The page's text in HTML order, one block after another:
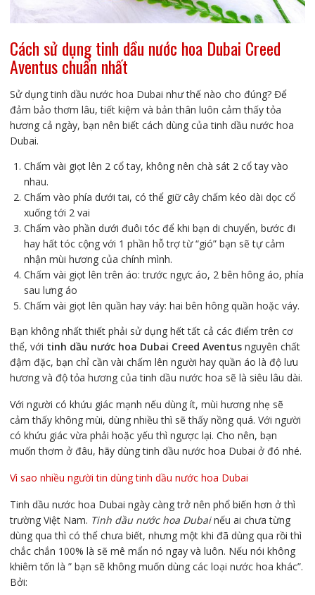
Cách sử dụng tinh dầu nước hoa Dubai Creed
Aventus chuẩn nhất
Sử dụng tinh dầu nước hoa Dubai như thế nào cho đúng? Để
đảm bảo thơm lâu, tiết kiệm và bản thân luôn cảm thấy tỏa
hương cả ngày, bạn nên biết cách dùng của tinh dầu nước hoa
Dubai.
Chấm vài giọt lên 2 cổ tay, không nên chà sát 2 cổ tay vào
nhau.
Chấm vào phía dưới tai, có thể giữ cây chấm kéo dài dọc cổ
xuống tới 2 vai
Chấm vào phần dưới đuôi tóc để khi bạn di chuyển, bước đi
hay hất tóc cộng với 1 phần hỗ trợ từ “gió” bạn sẽ tự cảm
nhận mùi hương của chính mình.
Chấm vài giọt lên trên áo: trước ngực áo, 2 bên hông áo, phía
sau lưng áo
Chấm vài giọt lên quần hay váy: hai bên hông quần hoặc váy.
Bạn không nhất thiết phải sử dụng hết tất cả các điểm trên cơ
thể, với tinh dầu nước hoa Dubai Creed Aventusnguyên chất
đậm đặc, bạn chỉ cần vài chấm lên người hay quần áo là độ lưu
hương và độ tỏa hương của tinh dầu nước hoa sẽ là siêu lâu dài.
Với người có khứu giác mạnh nếu dùng ít, mùi hương nhẹ sẽ
cảm thấy không mùi, dùng nhiều thì sẽ thấy nồng quá. Với người
có khứu giác vừa phải hoặc yếu thì ngược lại. Cho nên, bạn
muốn thơm ở đâu, hãy dùng tinh dầu nước hoa Dubai ở đó nhé.
Vì sao nhiều người tin dùng tinh dầu nước hoa Dubai
Tinh dầu nước hoa Dubai ngày càng trở nên phổ biến hơn ở thì
trường Việt Nam. Tinh dầu nước hoa Dubainếu ai chưa từng
dùng qua thì có thể chưa biết, nhưng một khi đã dùng qua rồi thì
chắc chắn 100% là sẽ mê mẩn nó ngay và luôn. Nếu nói không
khiêm tốn là ” bạn sẽ không muốn dùng các loại nước hoa khác”.
Bởi: